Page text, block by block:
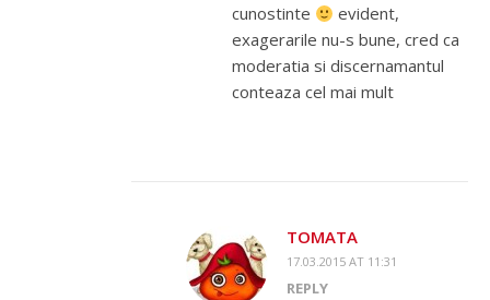
cunostinte
evident,
exagerarile nu-s bune, cred ca
moderatia si discernamantul
conteaza cel mai mult
TOMATA
17.03.2015 AT 11:31
REPLY